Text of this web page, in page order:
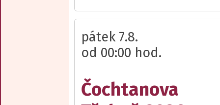
pátek 7.8.
od 00:00 hod.
Čochtanova